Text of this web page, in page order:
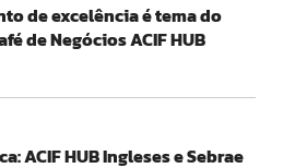
de excelência é tema do
de Negócios ACIF HUB
ACIF HUB Ingleses e Sebrae